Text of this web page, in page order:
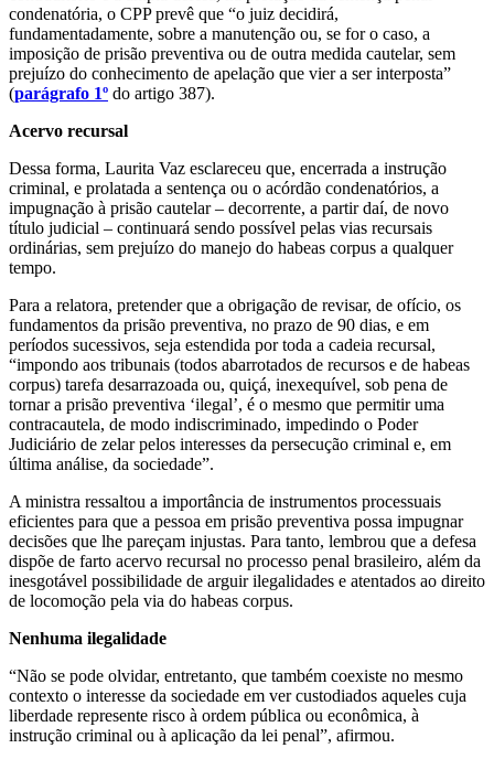
condenatória, o CPP prevê que “o juiz decidirá,
fundamentadamente, sobre a manutenção ou, se for o caso, a
imposição de prisão preventiva ou de outra medida cautelar, sem
prejuízo do conhecimento de apelação que vier a ser interposta”
(parágrafo 1º do artigo 387).
Acervo rec​​ursal
Dessa forma, Laurita Vaz esclareceu que, encerrada a instrução
criminal, e prolatada a sentença ou o acórdão condenatórios, a
impugnação à prisão cautelar – decorrente, a partir daí, de novo
título judicial – continuará sendo possível pelas vias recursais
ordinárias, sem prejuízo do manejo do habeas corpus a qualquer
tempo.
Para a relatora, pretender que a obrigação de revisar, de ofício, os
fundamentos da prisão preventiva, no prazo de 90 dias, e em
períodos sucessivos, seja estendida por toda a cadeia recursal,
“impondo aos tribunais (todos abarrotados de recursos e de habeas
corpus) tarefa desarrazoada ou, quiçá, inexequível, sob pena de
tornar a prisão preventiva ‘ilegal’, é o mesmo que permitir uma
contracautela, de modo indiscriminado, impedindo o Poder
Judiciário de zelar pelos interesses da persecução criminal e, em
última análise, da sociedade”.
A ministra ressaltou a importância de instrumentos processuais
eficientes para que a pessoa em prisão preventiva possa impugnar
decisões que lhe pareçam injustas. Para tanto, lembrou que a defesa
dispõe de farto acervo recursal no processo penal brasileiro, além da
inesgotável possibilidade de arguir ilegalidades e atentados ao direito
de locomoção pela via do habeas corpus.
Nenhuma ilega​​lidade
“Não se pode olvidar, entretanto, que também coexiste no mesmo
contexto o interesse da sociedade em ver custodiados aqueles cuja
liberdade represente risco à ordem pública ou econômica, à
instrução criminal ou à aplicação da lei penal”, afirmou.